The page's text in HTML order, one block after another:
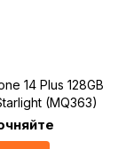
14 Plus 128GB
(MQ363)